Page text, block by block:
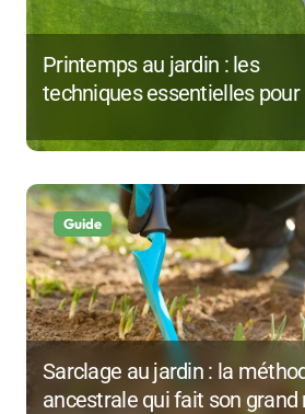
Printemps au jardin : les
techniques essentielles pour
Guide
Sarclage au jardin : la
ancestrale qui fait son grand